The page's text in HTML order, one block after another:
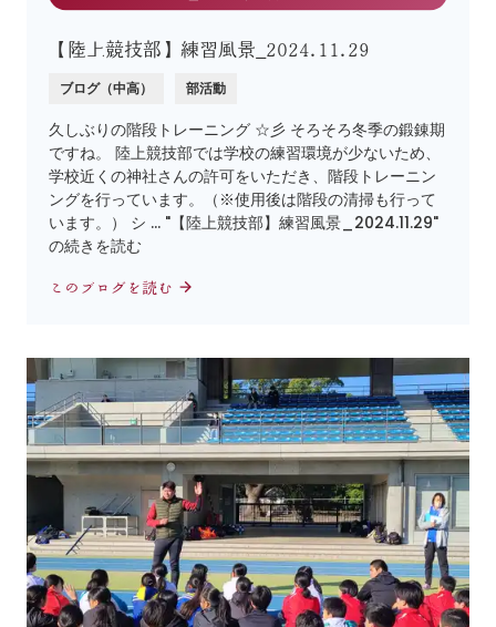
【陸上競技部】練習風景_2024.11.29
ブログ（中高） 部活動
久しぶりの階段トレーニング ☆彡 そろそろ冬季の鍛錬期
ですね。 陸上競技部では学校の練習環境が少ないため、
学校近くの神社さんの許可をいただき、階段トレーニン
ングを行っています。（※使用後は階段の清掃も行って
います。） シ … "【陸上競技部】練習風景_2024.11.29"
の続きを読む
このブログを読む